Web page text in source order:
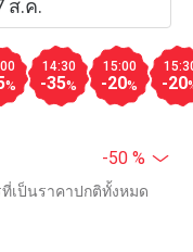
%
14:30
-35%
15:00
-20% -20
-50 %
เป็นราคาปกติทั้งหมด